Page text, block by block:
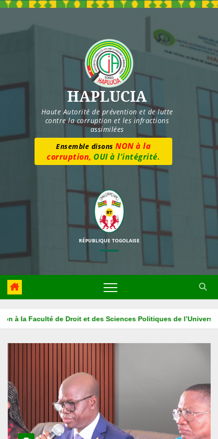
Skip
content
HAPLUCIA
Haute Autorité de prévention et de lutte
contre la corruption et les infractions
assimilées
Numéro vert :8277
RÉPUBLIQUE TOGOLAISE